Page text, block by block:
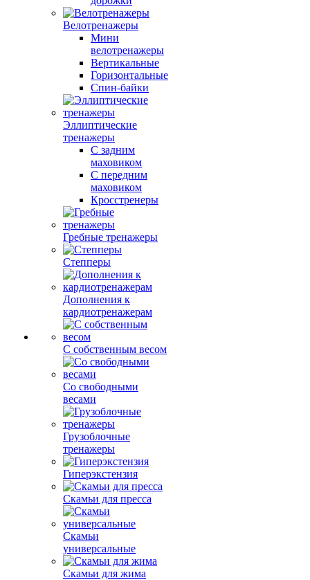
Велотренажеры
Мини
велотренажеры
Вертикальные
Горизонтальные
Спин-байки
Эллиптические
тренажеры
С задним
маховиком
С передним
маховиком
Кросстренеры
Гребные тренажеры
Степперы
Дополнения к
кардиотренажерам
С собственным весом
Со свободными
весами
Грузоблочные
тренажеры
Гиперэкстензия
Скамьи для пресса
Скамьи
универсальные
Скамьи для жима